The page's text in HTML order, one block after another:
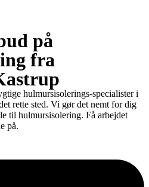
på
fra
hulmursisolerings-specialister i
rette sted. Vi gør det nemt for dig
til hulmursisolering. Få arbejdet
på.